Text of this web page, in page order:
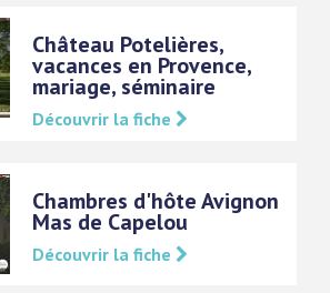
Château Potelières,
vacances en Provence,
mariage, séminaire
Découvrir la fiche
Chambres d'hôte Avignon
Mas de Capelou
Découvrir la fiche